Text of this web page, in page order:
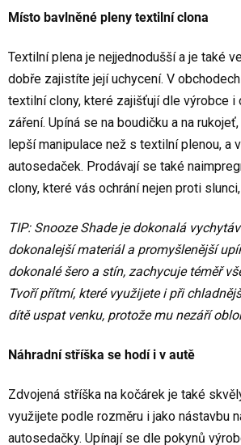
Místo bavlněné pleny textilní clona
Textilní plena je nejjednodušší a je také
dobře zajistíte její uchycení. V
textilní clony, které zajišťují dle výrobce i
záření. Upíná se na boudičku a na
lepší manipulace než s textilní plenou, a
autosedaček. Prodávají se také
clony, které vás ochrání nejen proti
TIP: Snooze Shade je dokonalá
dokonalejší materiál a promyšlenější
dokonalé šero a stín, zachycuje téměř
Tvoří přítmí, které využijete i při
dítě uspat venku, protože mu nezáří
Náhradní stříška se hodí i v autě
Zdvojená stříška na kočárek je také
využijete podle rozměru i jako nástavbu
autosedačky. Upínají se dle pokynů